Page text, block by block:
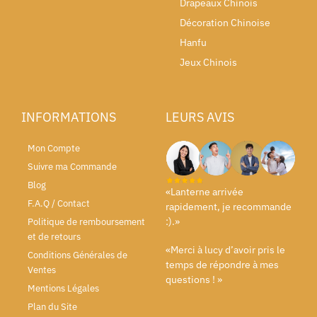
Drapeaux Chinois
Décoration Chinoise
Hanfu
Jeux Chinois
INFORMATIONS
Mon Compte
Suivre ma Commande
Blog
F.A.Q / Contact
Politique de remboursement
et de retours
Conditions Générales de
Ventes
Mentions Légales
Plan du Site
LEURS AVIS
«Lanterne arrivée
rapidement, je recommande
:).»
«Merci à lucy d’avoir pris le
temps de répondre à mes
questions ! »